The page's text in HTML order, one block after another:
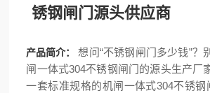
锈钢闸门源头供应商
产品简介：
想问“不锈钢闸门多少钱”？
闸一体式304不锈钢闸门的源头生产厂
一套标准规格的机闸一体式304不锈钢